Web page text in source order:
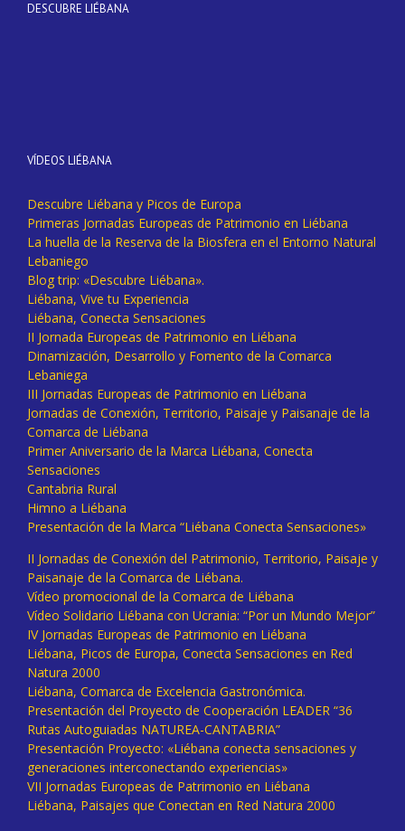
DESCUBRE LIÉBANA
VÍDEOS LIÉBANA
Descubre Liébana y Picos de Europa
Primeras Jornadas Europeas de Patrimonio en Liébana
La huella de la Reserva de la Biosfera en el Entorno Natural
Lebaniego
Blog trip: «Descubre Liébana».
Liébana, Vive tu Experiencia
Liébana, Conecta Sensaciones
II Jornada Europeas de Patrimonio en Liébana
Dinamización, Desarrollo y Fomento de la Comarca
Lebaniega
III Jornadas Europeas de Patrimonio en Liébana
Jornadas de Conexión, Territorio, Paisaje y Paisanaje de la
Comarca de Liébana
Primer Aniversario de la Marca Liébana, Conecta
Sensaciones
Cantabria Rural
Himno a Liébana
Presentación de la Marca “Liébana Conecta Sensaciones»
II Jornadas de Conexión del Patrimonio, Territorio, Paisaje y
Paisanaje de la Comarca de Liébana.
Vídeo promocional de la Comarca de Liébana
Vídeo Solidario Liébana con Ucrania: “Por un Mundo Mejor”
IV Jornadas Europeas de Patrimonio en Liébana
Liébana, Picos de Europa, Conecta Sensaciones en Red
Natura 2000
Liébana, Comarca de Excelencia Gastronómica.
Presentación del Proyecto de Cooperación LEADER “36
Rutas Autoguiadas NATUREA-CANTABRIA”
Presentación Proyecto: «Liébana conecta sensaciones y
generaciones interconectando experiencias»
VII Jornadas Europeas de Patrimonio en Liébana
Liébana, Paisajes que Conectan en Red Natura 2000